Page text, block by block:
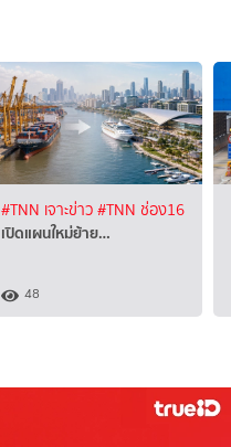
#TNN เจาะข่าว#TNN ช่อง16
เปิดแผนใหม่ย้าย…
48